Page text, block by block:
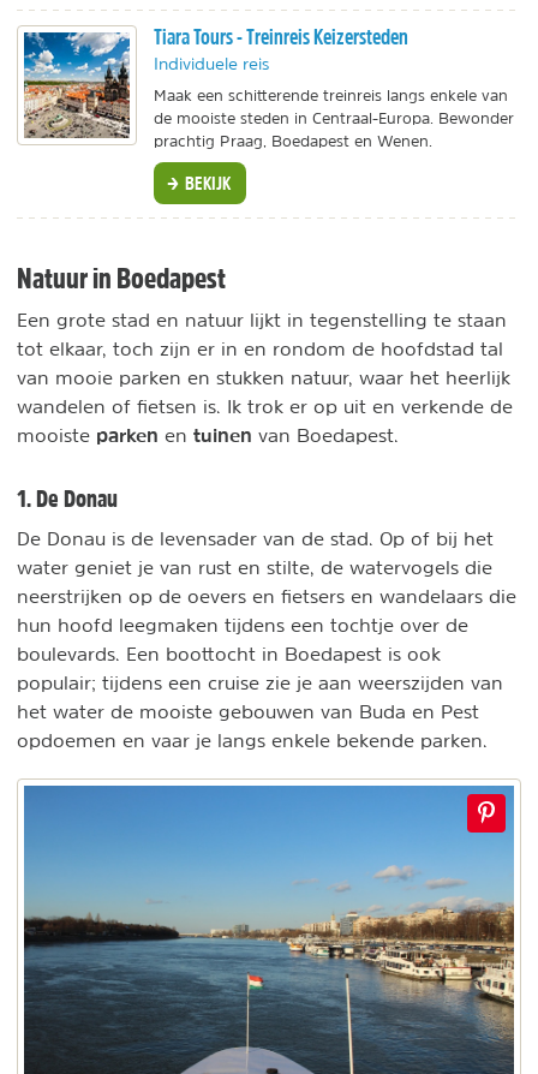
Tiara Tours - Treinreis Keizersteden
Individuele reis
Maak een schitterende treinreis langs enkele van
de mooiste steden in Centraal-Europa. Bewonder
prachtig Praag, Boedapest en Wenen.
BEKIJK
Natuur in Boedapest
Een grote stad en natuur lijkt in tegenstelling te staan
tot elkaar, toch zijn er in en rondom de hoofdstad tal
van mooie parken en stukken natuur, waar het heerlijk
wandelen of fietsen is. Ik trok er op uit en verkende de
mooiste parken en tuinen van Boedapest.
1. De Donau
De Donau is de levensader van de stad. Op of bij het
water geniet je van rust en stilte, de watervogels die
neerstrijken op de oevers en fietsers en wandelaars die
hun hoofd leegmaken tijdens een tochtje over de
boulevards. Een boottocht in Boedapest is ook
populair; tijdens een cruise zie je aan weerszijden van
het water de mooiste gebouwen van Buda en Pest
opdoemen en vaar je langs enkele bekende parken.